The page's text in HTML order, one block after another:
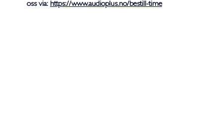
oss via: https://www.audioplus.no/bestill-time